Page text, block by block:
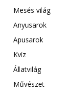
Mesés világ
Anyusarok
Apusarok
Kvíz
Állatvilág
Művészet